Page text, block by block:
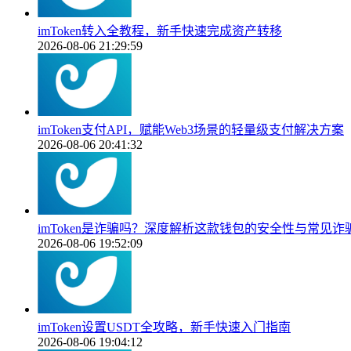
imToken转入全教程，新手快速完成资产转移
2026-08-06 21:29:59
imToken支付API，赋能Web3场景的轻量级支付解决方案
2026-08-06 20:41:32
imToken是诈骗吗？深度解析这款钱包的安全性与常见诈
2026-08-06 19:52:09
imToken设置USDT全攻略，新手快速入门指南
2026-08-06 19:04:12